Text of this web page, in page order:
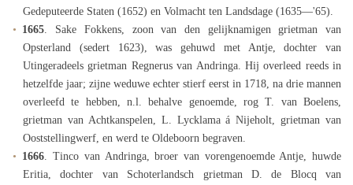
Gedeputeerde Staten (1652) en Volmacht ten Landsdage (1635—'65).
1665. Sake Fokkens, zoon van den gelijknamigen grietman van
Opsterland (sedert 1623), was gehuwd met Antje, dochter van
Utingeradeels grietman Regnerus van Andringa. Hij overleed reeds in
hetzelfde jaar; zijne weduwe echter stierf eerst in 1718, na drie mannen
overleefd te hebben, n.l. behalve genoemde, rog T. van Boelens,
grietman van Achtkanspelen, L. Lycklama á Nijeholt, grietman van
Ooststellingwerf, en werd te Oldeboorn begraven.
1666. Tinco van Andringa, broer van vorengenoemde Antje, huwde
Eritia, dochter van Schoterlandsch grietman D. de Blocq van